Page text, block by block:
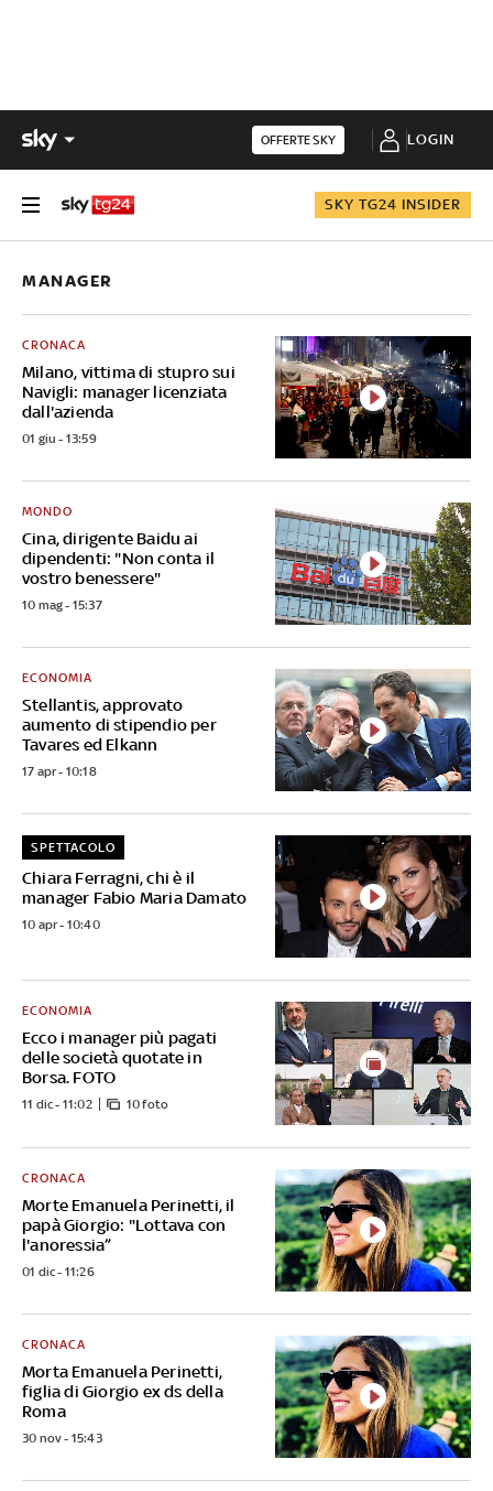
OFFERTE SKY LOGIN
SKY TG24 INSIDER
MANAGER
Milano, vittima di stupro sui
Navigli: manager licenziata
dall'azienda
CRONACA
01 giu - 13:59
Cina, dirigente Baidu ai
dipendenti: "Non conta il
vostro benessere"
MONDO
10 mag - 15:37
Stellantis, approvato
aumento di stipendio per
Tavares ed Elkann
ECONOMIA
17 apr - 10:18
Chiara Ferragni, chi è il
manager Fabio Maria Damato
SPETTACOLO
10 apr - 10:40
Ecco i manager più pagati
delle società quotate in
Borsa. FOTO
ECONOMIA
11 dic - 11:02 10 foto
Morte Emanuela Perinetti, il
papà Giorgio: "Lottava con
l'anoressia”
CRONACA
01 dic - 11:26
Morta Emanuela Perinetti,
figlia di Giorgio ex ds della
Roma
CRONACA
30 nov - 15:43